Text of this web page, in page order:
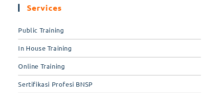
Services
Public Training
In House Training
Online Training
Sertifikasi Profesi BNSP